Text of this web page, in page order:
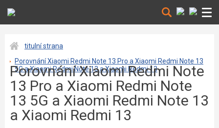
titulní strana
Porovnání Xiaomi Redmi Note 13 Pro a Xiaomi Redmi Note 13
5G a Xiaomi Redmi Note 13 a Xiaomi Redmi 13
Porovnání Xiaomi Redmi Note
13 Pro a Xiaomi Redmi Note
13 5G a Xiaomi Redmi Note 13
a Xiaomi Redmi 13